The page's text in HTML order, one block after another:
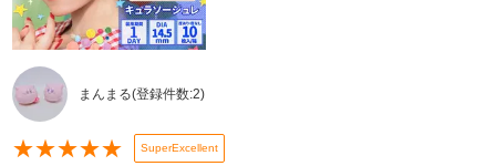
まんまる(登録件数:2)
★★★★★ SuperExcellent